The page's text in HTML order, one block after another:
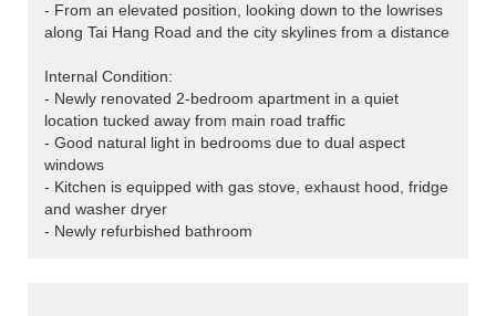
- From an elevated position, looking down to the lowrises
along Tai Hang Road and the city skylines from a distance
Internal Condition:
- Newly renovated 2-bedroom apartment in a quiet
location tucked away from main road traffic
- Good natural light in bedrooms due to dual aspect
windows
- Kitchen is equipped with gas stove, exhaust hood, fridge
and washer dryer
- Newly refurbished bathroom